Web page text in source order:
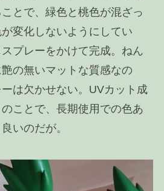
とで、緑色と桃色が混ざっ
変化しないようにしてい
プレーをかけて完成。ねん
の無いマットな質感なの
は欠かせない。UVカット成
ことで、長期使用での色あ
いのだが。